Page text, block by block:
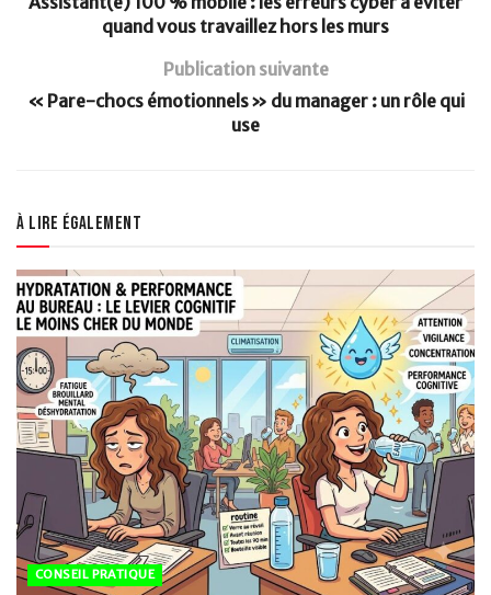
quand vous travaillez hors les murs
Publication suivante
« Pare-chocs émotionnels » du manager : un rôle qui
use
À lire également
CONSEIL PRATIQUE